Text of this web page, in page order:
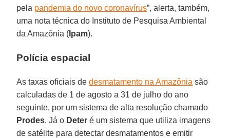
pela pandemia do novo coronavírus”, alerta, também,
uma nota técnica do Instituto de Pesquisa Ambiental
da Amazônia ( Ipam).
Polícia espacial​
As taxas oficiais dedesmatamento na Amazônia são
calculadas de 1 de agosto a 31 de julho do ano
seguinte, por um sistema de alta resolução chamado
Prodes. Já o Deter é um sistema que utiliza imagens
de satélite para detectar desmatamentos e emitir